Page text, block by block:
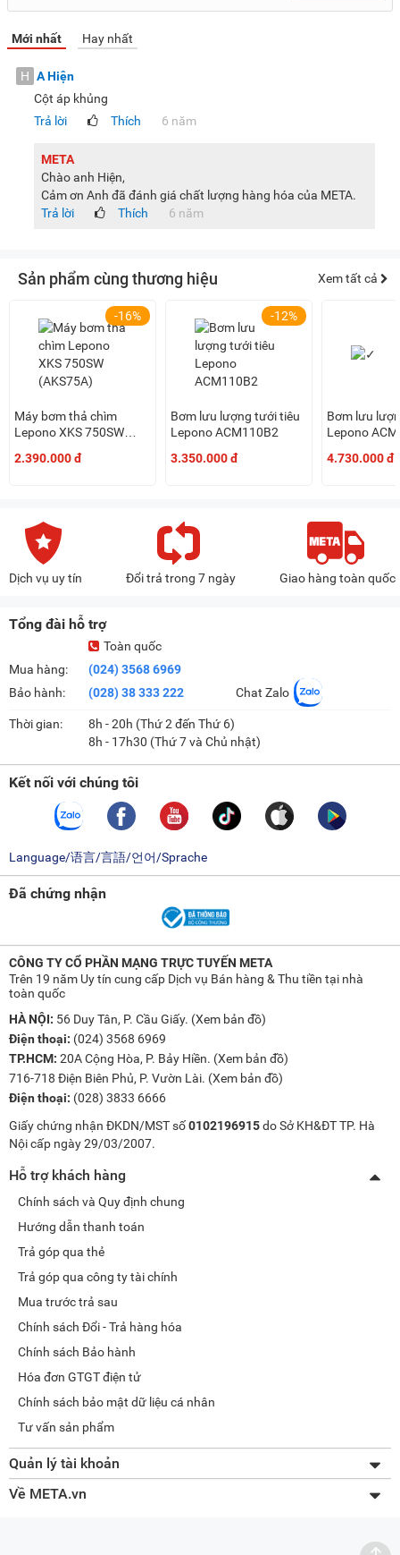
Mới nhất Hay nhất
H A Hiện
Cột áp khủng
Trả lời
Thích 6 năm
META
Chào anh Hiện,
Cảm ơn Anh đã đánh giá chất lượng hàng hóa của META.
Trả lời
Thích 6 năm
Sản phẩm cùng thương hiệu Xem tất cả
-16%
Máy bơm thả chìm
Lepono XKS 750SW
2.390.000 đ
-12%
Bơm lưu lượng tưới tiêu
Lepono ACM110B2
3.350.000 đ
Bơm lưu
Lepono
4.730.000 đ
Dịch vụ uy tín Đổi trả trong 7 ngày Giao hàng toàn quốc
Tổng đài hỗ trợ
Mua hàng:
Bảo hành:
Toàn quốc
(024) 3568 6969
(028) 38 333 222
Chat Zalo
Thời gian:
8h - 20h (Thứ 2 đến Thứ 6)
8h - 17h30 (Thứ 7 và Chủ nhật)
Kết nối với chúng tôi
Language/语言/言語/언어/Sprache
Đã chứng nhận
CÔNG TY CỔ PHẦN MẠNG TRỰC TUYẾN META
Trên 19 năm Uy tín cung cấp Dịch vụ Bán hàng & Thu tiền tại nhà
toàn quốc
HÀ NỘI: 56 Duy Tân, P. Cầu Giấy. (Xem bản đồ)
Điện thoại: (024) 3568 6969
TP.HCM: 20A Cộng Hòa, P. Bảy Hiền. (Xem bản đồ)
716-718 Điện Biên Phủ, P. Vườn Lài. (Xem bản đồ)
Điện thoại: (028) 3833 6666
Giấy chứng nhận ĐKDN/MST số0102196915do Sở KH&ĐT TP. Hà
Nội cấp ngày 29/03/2007.
Hỗ trợ khách hàng
Chính sách và Quy định chung
Hướng dẫn thanh toán
Trả góp qua thẻ
Trả góp qua công ty tài chính
Mua trước trả sau
Chính sách Đổi - Trả hàng hóa
Chính sách Bảo hành
Hóa đơn GTGT điện tử
Chính sách bảo mật dữ liệu cá nhân
Tư vấn sản phẩm
Quản lý tài khoản
Thay đổi thông tin
Về META.vn